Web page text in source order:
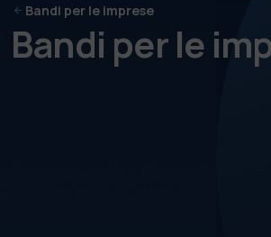
Bandi per le imprese
Bandi per le